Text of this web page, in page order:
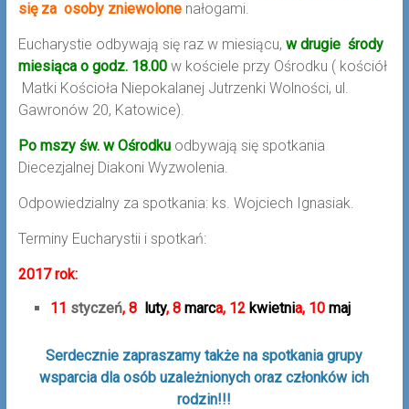
się za osoby zniewolone nałogami.
Eucharystie odbywają się raz w miesiącu, w drugie środy
miesiąca o godz. 18.00w kościele przy Ośrodku ( kościół
Matki Kościoła Niepokalanej Jutrzenki Wolności, ul.
Gawronów 20, Katowice).
Po mszy św. w Ośrodku odbywają się spotkania
Diecezjalnej Diakoni Wyzwolenia.
Odpowiedzialny za spotkania: ks. Wojciech Ignasiak.
Terminy Eucharystii i spotkań:
2017 rok:
11 styczeń, 8 luty, 8 marca, 12 kwietnia, 10 maj
Serdecznie zapraszamy także na spotkania grupy
wsparcia dla osób uzależnionych oraz członków ich
rodzin!!!